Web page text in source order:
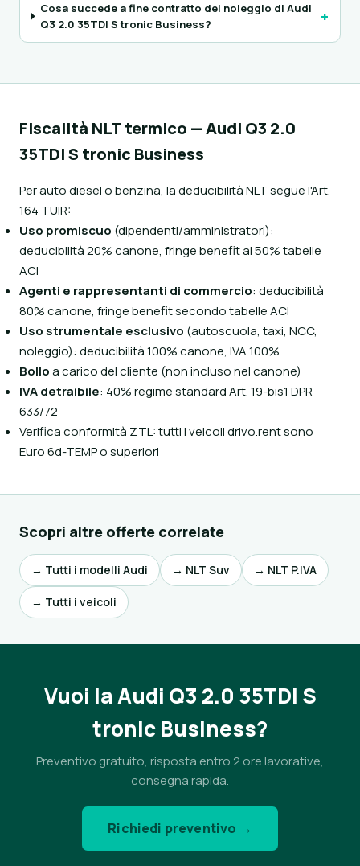
Cosa succede a fine contratto del noleggio di Audi
Q3 2.0 35TDI S tronic Business?
+
Fiscalità NLT termico — Audi Q3 2.0
35TDI S tronic Business
Per auto diesel o benzina, la deducibilità NLT segue l'Art.
164 TUIR:
Uso promiscuo (dipendenti/amministratori):
deducibilità 20% canone, fringe benefit al 50% tabelle
ACI
Agenti e rappresentanti di commercio: deducibilità
80% canone, fringe benefit secondo tabelle ACI
Uso strumentale esclusivo (autoscuola, taxi, NCC,
noleggio): deducibilità 100% canone, IVA 100%
Bolloa carico del cliente (non incluso nel canone)
IVA detraibile: 40% regime standard Art. 19-bis1 DPR
633/72
Verifica conformità ZTL: tutti i veicoli drivo.rent sono
Euro 6d-TEMP o superiori
Scopri altre offerte correlate
→ Tutti i modelli Audi → NLT Suv → NLT P.IVA
→ Tutti i veicoli
Vuoi la Audi Q3 2.0 35TDI S
tronic Business?
Preventivo gratuito, risposta entro 2 ore lavorative,
consegna rapida.
Richiedi preventivo →